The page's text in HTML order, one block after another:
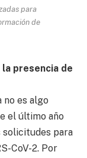
para
de
presencia de
no es algo
el último año
solicitudes para
CoV-2. Por